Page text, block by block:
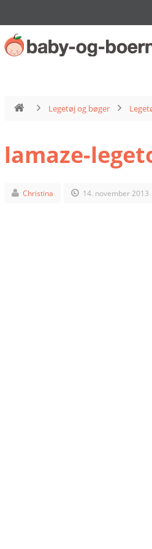
Legetøj og bøger
lamaze-
Christina 14. november 2013